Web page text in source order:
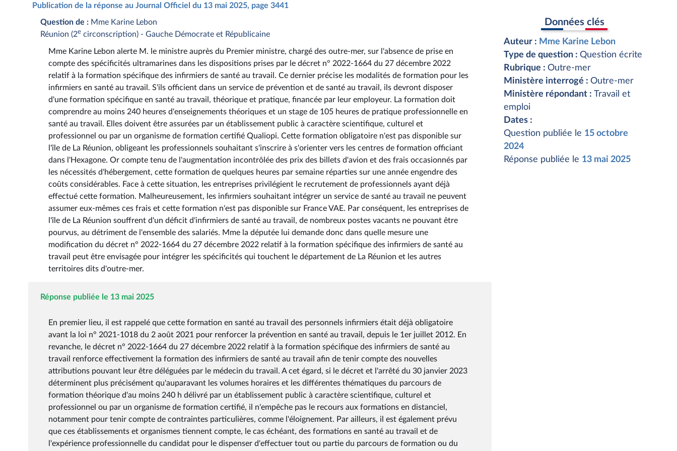
Publication de la réponse au Journal Officiel du 13 mai 2025, page 3441
Question de : Mme Karine Lebon
Réunion (2e circonscription) - Gauche Démocrate et Républicaine
Mme Karine Lebon alerte M. le ministre auprès du Premier ministre, chargé des outre-mer, sur l'absence de prise en
compte des spécificités ultramarines dans les dispositions prises par le décret n° 2022-1664 du 27 décembre 2022
relatif à la formation spécifique des infirmiers de santé au travail. Ce dernier précise les modalités de formation pour les
infirmiers en santé au travail. S'ils officient dans un service de prévention et de santé au travail, ils devront disposer
d'une formation spécifique en santé au travail, théorique et pratique, financée par leur employeur. La formation doit
comprendre au moins 240 heures d'enseignements théoriques et un stage de 105 heures de pratique professionnelle en
santé au travail. Elles doivent être assurées par un établissement public à caractère scientifique, culturel et
professionnel ou par un organisme de formation certifié Qualiopi. Cette formation obligatoire n'est pas disponible sur
l'île de La Réunion, obligeant les professionnels souhaitant s'inscrire à s'orienter vers les centres de formation officiant
dans l'Hexagone. Or compte tenu de l'augmentation incontrôlée des prix des billets d'avion et des frais occasionnés par
les nécessités d'hébergement, cette formation de quelques heures par semaine réparties sur une année engendre des
coûts considérables. Face à cette situation, les entreprises privilégient le recrutement de professionnels ayant déjà
effectué cette formation. Malheureusement, les infirmiers souhaitant intégrer un service de santé au travail ne peuvent
assumer eux-mêmes ces frais et cette formation n'est pas disponible sur France VAE. Par conséquent, les entreprises de
l'île de La Réunion souffrent d'un déficit d'infirmiers de santé au travail, de nombreux postes vacants ne pouvant être
pourvus, au détriment de l'ensemble des salariés. Mme la députée lui demande donc dans quelle mesure une
modification du décret n° 2022-1664 du 27 décembre 2022 relatif à la formation spécifique des infirmiers de santé au
travail peut être envisagée pour intégrer les spécificités qui touchent le département de La Réunion et les autres
territoires dits d'outre-mer.
Réponse publiée le 13 mai 2025
En premier lieu, il est rappelé que cette formation en santé au travail des personnels infirmiers était déjà obligatoire
avant la loi n° 2021-1018 du 2 août 2021 pour renforcer la prévention en santé au travail, depuis le 1er juillet 2012. En
revanche, le décret n° 2022-1664 du 27 décembre 2022 relatif à la formation spécifique des infirmiers de santé au
travail renforce effectivement la formation des infirmiers de santé au travail afin de tenir compte des nouvelles
attributions pouvant leur être déléguées par le médecin du travail. A cet égard, si le décret et l'arrêté du 30 janvier 2023
déterminent plus précisément qu'auparavant les volumes horaires et les différentes thématiques du parcours de
formation théorique d'au moins 240 h délivré par un établissement public à caractère scientifique, culturel et
professionnel ou par un organisme de formation certifié, il n'empêche pas le recours aux formations en distanciel,
notamment pour tenir compte de contraintes particulières, comme l'éloignement. Par ailleurs, il est également prévu
que ces établissements et organismes tiennent compte, le cas échéant, des formations en santé au travail et de
l'expérience professionnelle du candidat pour le dispenser d'effectuer tout ou partie du parcours de formation ou du
Données clés
Auteur : Mme Karine Lebon
Type de question : Question écrite
Rubrique : Outre-mer
Ministère interrogé : Outre-mer
Ministère répondant : Travail et
emploi
Dates :
Question publiée le 15 octobre
2024
Réponse publiée le 13 mai 2025